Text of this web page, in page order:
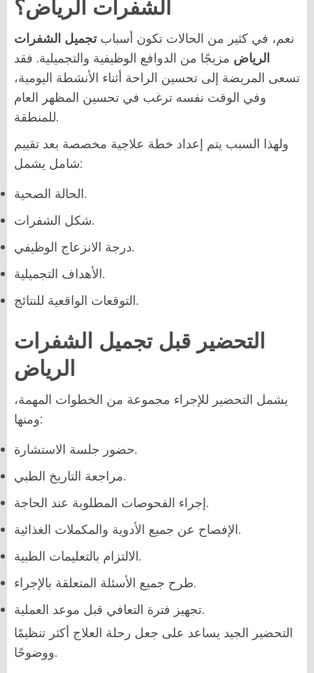
الشفرات الرياض؟
نعم، في كثير من الحالات تكون أسبابتجميل الشفرات
الرياض مزيجًا من الدوافع الوظيفية والتجميلية. فقد
تسعى المريضة إلى تحسين الراحة أثناء الأنشطة اليومية،
وفي الوقت نفسه ترغب في تحسين المظهر العام
للمنطقة.
ولهذا السبب يتم إعداد خطة علاجية مخصصة بعد تقييم
شامل يشمل:
الحالة الصحية.
شكل الشفرات.
درجة الانزعاج الوظيفي.
الأهداف التجميلية.
التوقعات الواقعية للنتائج.
التحضير قبل تجميل الشفرات
الرياض
يشمل التحضير للإجراء مجموعة من الخطوات المهمة،
ومنها:
حضور جلسة الاستشارة.
مراجعة التاريخ الطبي.
إجراء الفحوصات المطلوبة عند الحاجة.
الإفصاح عن جميع الأدوية والمكملات الغذائية.
الالتزام بالتعليمات الطبية.
طرح جميع الأسئلة المتعلقة بالإجراء.
تجهيز فترة التعافي قبل موعد العملية.
التحضير الجيد يساعد على جعل رحلة العلاج أكثر تنظيمًا
ووضوحًا.